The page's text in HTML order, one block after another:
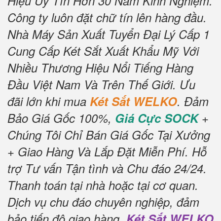
Công ty luôn đặt chữ tín lên hàng đầu.
Nhà Máy Sản Xuất Tuyển Đại Lý Cấp 1
Cung Cấp Két Sắt Xuất Khẩu Mỹ Với
Nhiều Thương Hiệu Nổi Tiếng Hàng
Đầu Việt Nam Và Trên Thế Giới. Ưu
đãi lớn khi mua Két Sắt WELKO. Đảm
Bảo Giá Gốc 100%, Giá Cực SOCK+
Chúng Tôi Chỉ Bán Giá Gốc Tại Xưởng
+ Giao Hàng Và Lắp Đặt Miễn Phí. Hỗ
trợ Tư vấn Tận tình và Chu đáo 24/24.
Thanh toán tại nhà hoặc tại cơ quan.
Dịch vụ chu đáo chuyên nghiệp, đảm